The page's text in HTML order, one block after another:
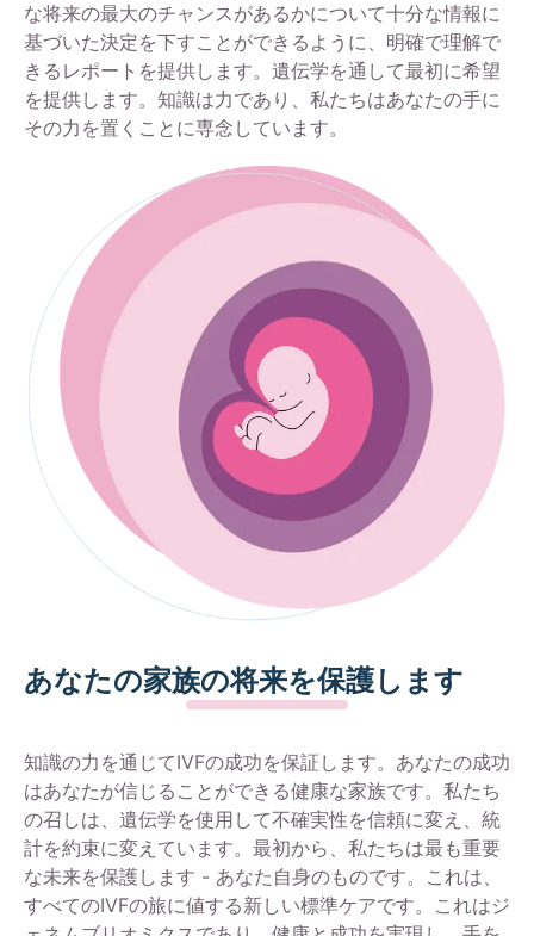
な将来の最大のチャンスがあるかについて十分な情報に
基づいた決定を下すことができるように、明確で理解で
きるレポートを提供します。遺伝学を通して最初に希望
を提供します。知識は力であり、私たちはあなたの手に
その力を置くことに専念しています。
あなたの家族の将来を保護します
知識の力を通じてIVFの成功を保証します。あなたの成功
はあなたが信じることができる健康な家族です。私たち
の召しは、遺伝学を使用して不確実性を信頼に変え、統
計を約束に変えています。最初から、私たちは最も重要
な未来を保護します - あなた自身のものです。これは、
すべてのIVFの旅に値する新しい標準ケアです。これはジ